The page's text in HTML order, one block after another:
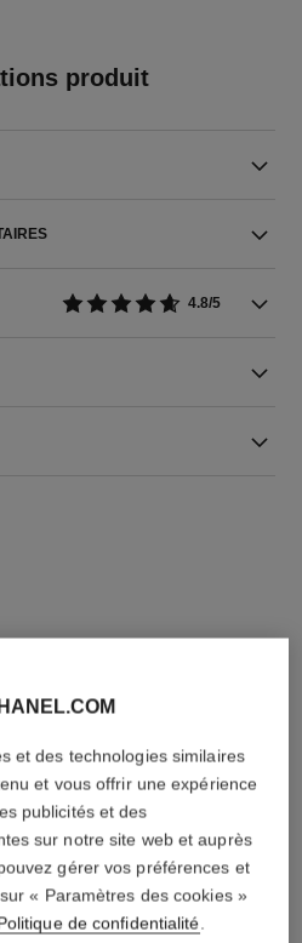
produit
4.8/5
et des technologies similaires
et vous offrir une expérience
publicités et des
sur notre site web et auprès
gérer vos préférences et
« Paramètres des cookies »
de confidentialité